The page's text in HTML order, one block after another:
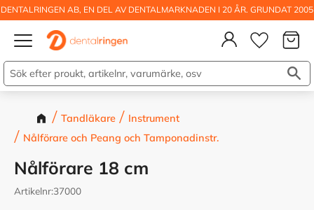
DENTALRINGEN AB, EN DEL AV DENTALMARKNADEN I 20 ÅR. GRUNDAT 2005
Tandläkare
Instrument
Nålförare och Peang och Tamponadinstr.
Nålförare 18 cm
Artikelnr 37000